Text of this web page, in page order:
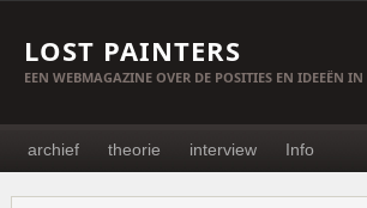
LOST PAINTERS
EEN WEBMAGAZINE OVER DE POSITIES EN IDEEËN
archief theorie interview Info